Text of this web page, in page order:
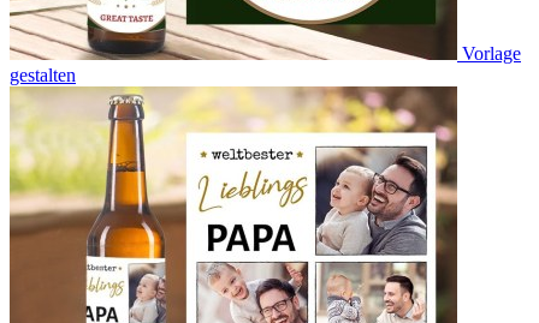
Vorlage
gestalten